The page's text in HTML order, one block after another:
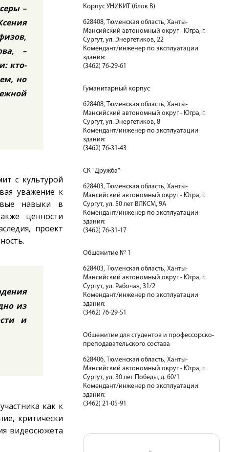
–
–
кто-
но
с культурой
уважение к
навыки в
ценности
проект
из
и
как к
критически
видеосюжета
Корпус УНИКИТ (блок В)
628408, Тюменская область, Ханты-
Мансийский автономный округ - Югра, г.
Сургут, ул. Энергетиков, 22
Комендант/инженер по эксплуатации
здания:
(3462) 76-29-61
Гуманитарный корпус
628408, Тюменская область, Ханты-
Мансийский автономный округ - Югра, г.
Сургут, ул. Энергетиков, 8
Комендант/инженер по эксплуатации
здания:
(3462) 76-31-43
СК "Дружба"
628403, Тюменская область, Ханты-
Мансийский автономный округ - Югра, г.
Сургут, ул. 50 лет ВЛКСМ, 9А
Комендант/инженер по эксплуатации
здания:
(3462) 76-31-17
Общежитие № 1
628403, Тюменская область, Ханты-
Мансийский автономный округ - Югра, г.
Сургут, ул. Рабочая, 31/2
Комендант/инженер по эксплуатации
здания:
(3462) 76-29-51
Общежитие для студентов и профессорско-
преподавательского состава
628406, Тюменская область, Ханты-
Мансийский автономный округ - Югра, г.
Сургут, ул. 30 лет Победы, д. 60/1
Комендант/инженер по эксплуатации
здания:
(3462) 21-05-91